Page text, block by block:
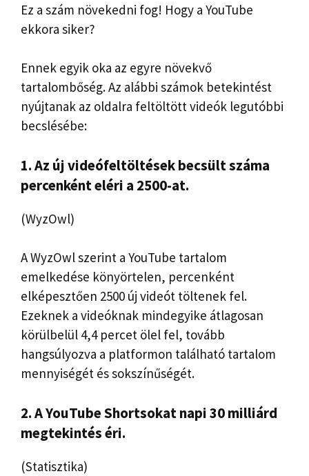
Ez a szám növekedni fog! Hogy a YouTube
ekkora siker?
Ennek egyik oka az egyre növekvő
tartalombőség. Az alábbi számok betekintést
nyújtanak az oldalra feltöltött videók legutóbbi
becslésébe:
1. Az új videófeltöltések becsült száma
percenként eléri a 2500-at.
(WyzOwl)
A WyzOwl szerint a YouTube tartalom
emelkedése könyörtelen, percenként
elképesztően 2500 új videót töltenek fel.
Ezeknek a videóknak mindegyike átlagosan
körülbelül 4,4 percet ölel fel, tovább
hangsúlyozva a platformon található tartalom
mennyiségét és sokszínűségét.
2. A YouTube Shortsokat napi 30 milliárd
megtekintés éri.
(Statisztika)